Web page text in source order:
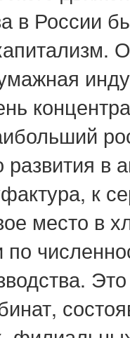
в России
в
к
место в